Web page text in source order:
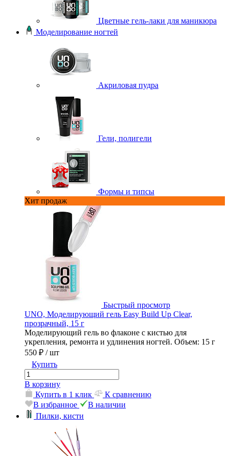
Цветные гель-лаки для маникюра
Моделирование ногтей
Акриловая пудра
Гели, полигели
Формы и типсы
Хит продаж
Быстрый просмотр
UNO, Моделирующий гель Easy Build Up Clear,
прозрачный, 15 г
Моделирующий гель во флаконе с кистью для
укрепления, ремонта и удлинения ногтей. Объем: 15 г
550 ₽ / шт
Купить
В корзину
Купить в 1 клик
К сравнению
В избранное
В наличии
Пилки, кисти